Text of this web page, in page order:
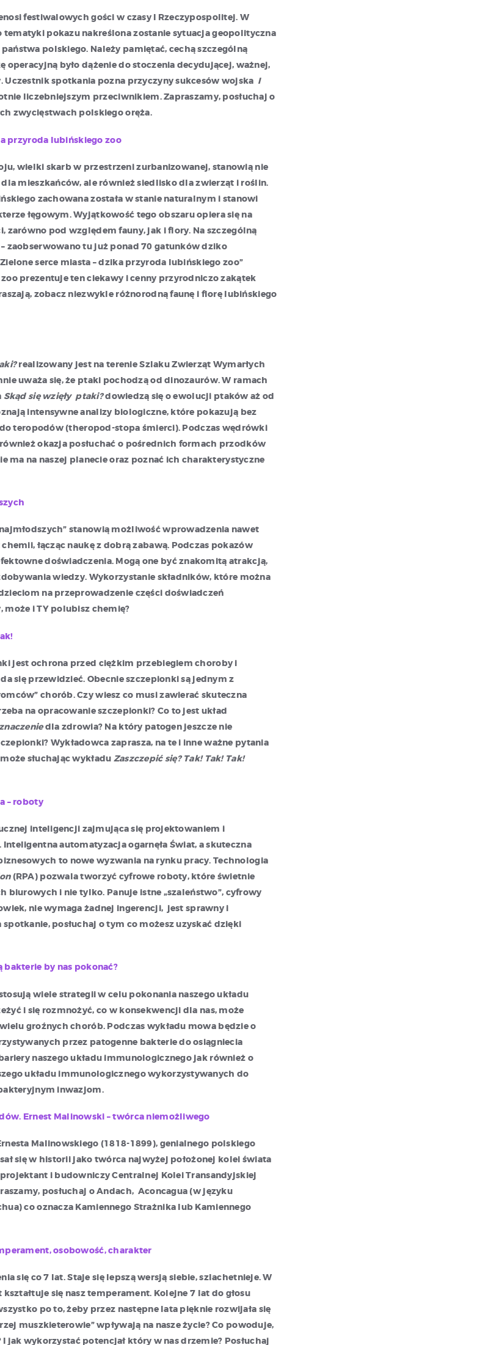
festiwalowych gości w czasy I Rzeczypospolitej. W
pokazu nakreślona zostanie sytuacja geopolityczna
polskiego. Należy pamiętać, cechą szczególną
operacyjną było dążenie do stoczenia decydującej, ważnej,
spotkania pozna przyczyny sukcesów wojska I
liczebniejszym przeciwnikiem. Zapraszamy, posłuchaj o
zwycięstwach polskiego oręża.
przyroda lubińskiego zoo
wielki skarb w przestrzeni zurbanizowanej, stanowią nie
mieszkańców, ale również siedlisko dla zwierząt i roślin.
zachowana została w stanie naturalnym i stanowi
łęgowym. Wyjątkowość tego obszaru opiera się na
zarówno pod względem fauny, jak i flory. Na szczególną
– zaobserwowano tu już ponad 70 gatunków dziko
serce miasta – dzika przyroda lubińskiego zoo”
prezentuje ten ciekawy i cenny przyrodniczo zakątek
zobacz niezwykle różnorodną faunę i florę lubińskiego
realizowany jest na terenie Szlaku Zwierząt Wymarłych
uważa się, że ptaki pochodzą od dinozaurów. W ramach
Skąd się wzięły ptaki?dowiedzą się o ewolucji ptaków aż od
intensywne analizy biologiczne, które pokazują bez
teropodów (theropod-stopa śmierci). Podczas wędrówki
okazja posłuchać o pośrednich formach przodków
ma na naszej planecie oraz poznać ich charakterystyczne
stanowią możliwość wprowadzenia nawet
łącząc naukę z dobrą zabawą. Podczas pokazów
doświadczenia. Mogą one być znakomitą atrakcją,
wiedzy. Wykorzystanie składników, które można
na przeprowadzenie części doświadczeń
może i TY polubisz chemię?
jest ochrona przed ciężkim przebiegiem choroby i
się przewidzieć. Obecnie szczepionki są jednym z
chorób. Czy wiesz co musi zawierać skuteczna
na opracowanie szczepionki? Co to jest układ
dla zdrowia? Na który patogen jeszcze nie
Wykładowca zaprasza, na te i inne ważne pytania
słuchając wykładu Zaszczepić się? Tak! Tak! Tak!
– roboty
inteligencji zajmująca się projektowaniem i
automatyzacja ogarnęła Świat, a skuteczna
to nowe wyzwania na rynku pracy. Technologia
(RPA) pozwala tworzyć cyfrowe roboty, które świetnie
biurowych i nie tylko. Panuje istne „szaleństwo”, cyfrowy
nie wymaga żadnej ingerencji, jest sprawny i
spotkanie, posłuchaj o tym co możesz uzyskać dzięki
by nas pokonać?
wiele strategii w celu pokonania naszego układu
i się rozmnożyć, co w konsekwencji dla nas, może
groźnych chorób. Podczas wykładu mowa będzie o
przez patogenne bakterie do osiągniecia
naszego układu immunologicznego jak również o
układu immunologicznego wykorzystywanych do
inwazjom.
Ernest Malinowski – twórca niemożliwego
Malinowskiego (1818-1899), genialnego polskiego
się w historii jako twórca najwyżej położonej kolei świata
i budowniczy Centralnej Kolei Transandyjskiej
posłuchaj o Andach, Aconcagua (w języku
co oznacza Kamiennego Strażnika lub Kamiennego
osobowość, charakter
się co 7 lat. Staje się lepszą wersją siebie, szlachetnieje. W
się nasz temperament. Kolejne 7 lat do głosu
po to, żeby przez następne lata pięknie rozwijała się
muszkieterowie” wpływają na nasze życie? Co powoduje,
I jak wykorzystać potencjał który w nas drzemie? Posłuchaj